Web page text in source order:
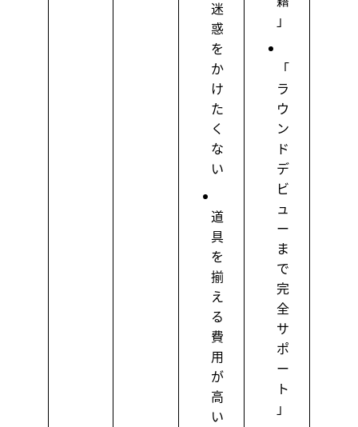
迷
惑
を
か
け
た
く
な
い
道
具
を
揃
え
る
費
用
が
高
い
」
「
ラ
ウ
ン
ド
デ
ビ
ュ
ー
ま
で
完
全
サ
ポ
ー
ト
」